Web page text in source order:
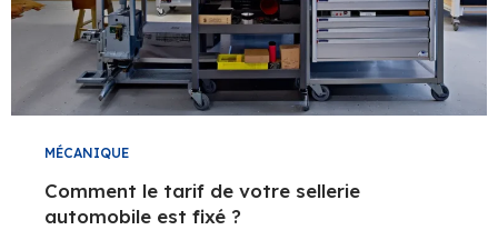
MÉCANIQUE
Comment le tarif de votre sellerie
automobile est fixé ?